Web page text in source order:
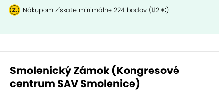
Nákupom získate minimálne 224 bodov (1,12 €)
Smolenický Zámok (Kongresové
centrum SAV Smolenice)